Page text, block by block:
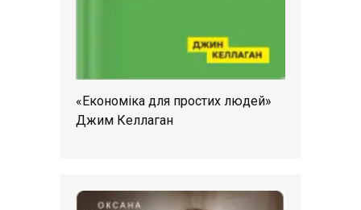
«Економіка для простих людей»
Джим Келлаган